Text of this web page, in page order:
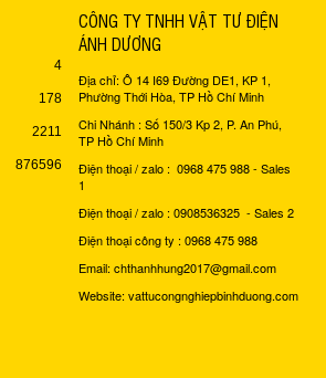
4
178
2211
876596
CÔNG TY TNHH VẬT TƯ ĐIỆN
ÁNH DƯƠNG
Địa chỉ: Ô 14 I69 Đường DE1, KP 1,
Phường Thới Hòa, TP Hồ Chí Minh
Chi Nhánh : Số 150/3 Kp 2, P. An Phú,
TP Hồ Chí Minh
Điện thoại / zalo : 0968 475 988 - Sales
1
Điện thoại / zalo : 0908536325 - Sales 2
Điện thoại công ty : 0968 475 988
Email: chthanhhung2017@gmail.com
Website: vattucongnghiepbinhduong.com